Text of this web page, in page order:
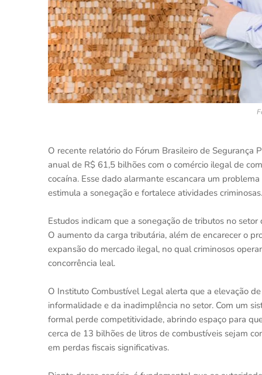
O recente relatório do Fórum Brasileiro de Segurança
anual de R$ 61,5 bilhões com o comércio ilegal de
cocaína. Esse dado alarmante escancara um
estimula a sonegação e fortalece atividades criminosas.
Estudos indicam que a sonegação de tributos no
O aumento da carga tributária, além de encarecer o
expansão do mercado ilegal, no qual criminosos
concorrência leal.
O Instituto Combustível Legal alerta que a elevação
informalidade e da inadimplência no setor. Com um
formal perde competitividade, abrindo espaço para
cerca de 13 bilhões de litros de combustíveis sejam
em perdas fiscais significativas.